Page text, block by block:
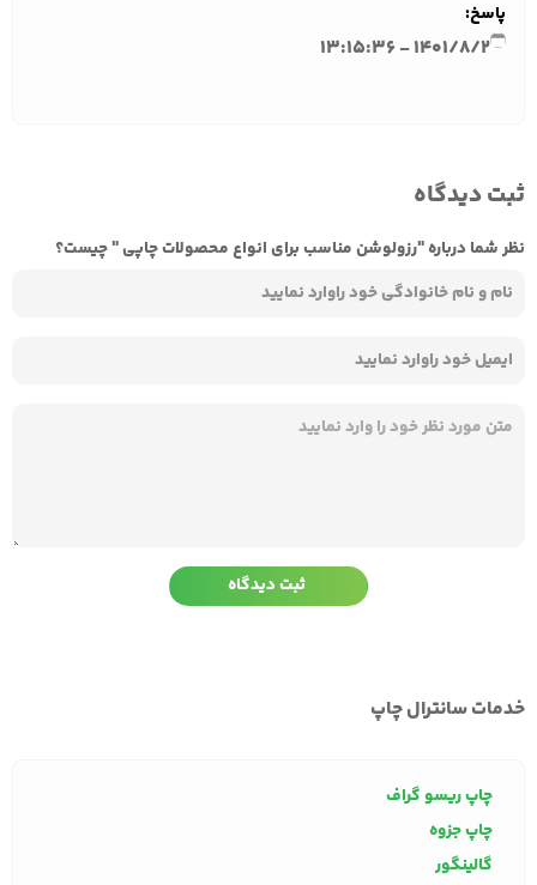
پاسخ:
1401/8/2 - 13:15:36
ثبت دیدگاه
نظر شما درباره "رزولوشن مناسب برای انواع محصولات چاپی " چیست؟
خدمات سانترال چاپ
چاپ ریسو گراف
چاپ جزوه
گالینگور